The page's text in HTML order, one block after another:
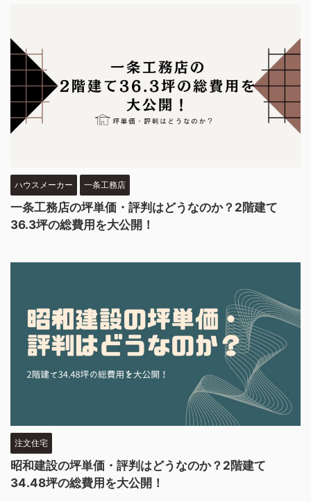
ハウスメーカー 一条工務店
一条工務店の坪単価・評判はどうなのか？2階建て
36.3坪の総費用を大公開！
注文住宅
昭和建設の坪単価・評判はどうなのか？2階建て
34.48坪の総費用を大公開！